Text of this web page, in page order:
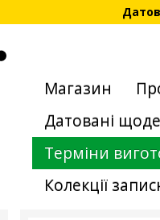
Магазин
Датовані
Терміни
Колекції